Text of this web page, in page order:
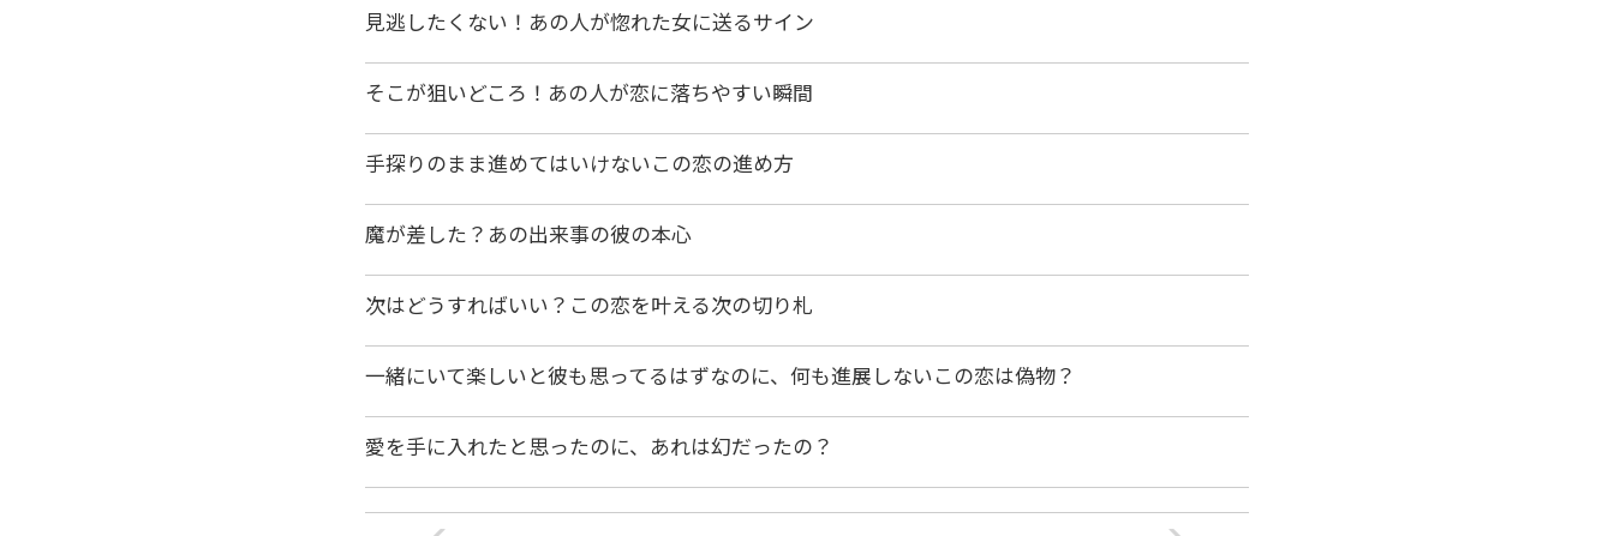
見逃したくない！あの人が惚れた女に送るサイン
そこが狙いどころ！あの人が恋に落ちやすい瞬間
手探りのまま進めてはいけないこの恋の進め方
魔が差した？あの出来事の彼の本心
次はどうすればいい？この恋を叶える次の切り札
一緒にいて楽しいと彼も思ってるはずなのに、何も進展しないこの恋は偽物？
愛を手に入れたと思ったのに、あれは幻だったの？